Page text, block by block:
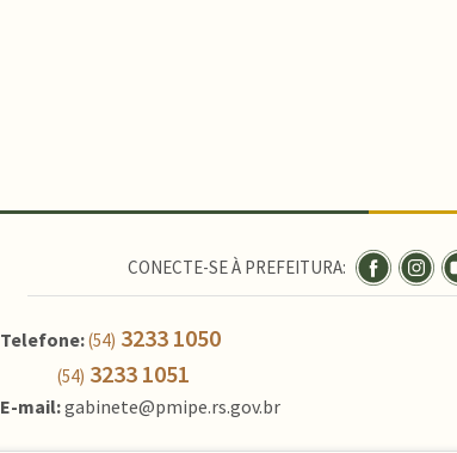
CONECTE-SE À PREFEITURA:
Telefone:(54) 3233 1050
(54) 3233 1051
E-mail:gabinete@pmipe.rs.gov.br